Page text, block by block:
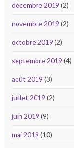
décembre 2019 (2)
novembre 2019 (2)
octobre 2019 (2)
septembre 2019 (4)
août 2019 (3)
juillet 2019 (2)
juin 2019 (9)
mai 2019 (10)